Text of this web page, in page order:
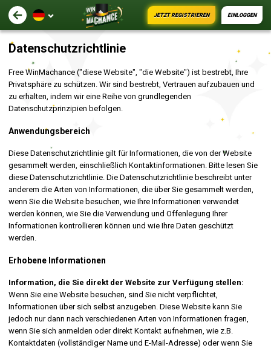
EINLOGGEN
JETZT REGISTRIEREN
Datenschutzrichtlinie
Free WinMachance ("diese Website", "die Website") ist bestrebt, Ihre
Privatsphäre zu schützen. Wir sind bestrebt, Vertrauen aufzubauen und
zu erhalten, indem wir eine Reihe von grundlegenden
Datenschutzprinzipien befolgen.
Anwendungsbereich
Diese Datenschutzrichtlinie gilt für Informationen, die von der Website
gesammelt werden, einschließlich Kontaktinformationen. Bitte lesen Sie
diese Datenschutzrichtlinie. Die Datenschutzrichtlinie beschreibt unter
anderem die Arten von Informationen, die über Sie gesammelt werden,
wenn Sie die Website besuchen, wie Ihre Informationen verwendet
werden können, wie Sie die Verwendung und Offenlegung Ihrer
Informationen kontrollieren können und wie Ihre Daten geschützt
werden.
Erhobene Informationen
Information, die Sie direkt der Website zur Verfügung stellen:
Wenn Sie eine Website besuchen, sind Sie nicht verpflichtet,
Informationen über sich selbst anzugeben. Diese Website kann Sie
jedoch nur dann nach verschiedenen Arten von Informationen fragen,
wenn Sie sich anmelden oder direkt Kontakt aufnehmen, wie z.B.
Kontaktdaten (vollständiger Name und E-Mail-Adresse) oder wenn Sie